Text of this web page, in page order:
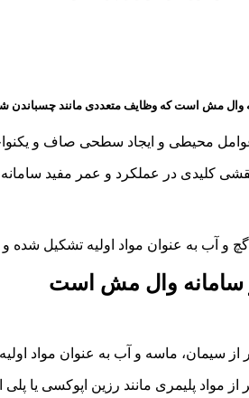
وال مش است که وظایف متعددی مانند چسباندن
محیطی و ایجاد سطحی صاف و
کلیدی در عملکرد و عمر مفید
گچ و آب به عنوان مواد اولیه تشکیل
سامانه وال مش است
از سیمان، ماسه و آب به عنوان مواد
از مواد پلیمری مانند رزین اپوکسی یا